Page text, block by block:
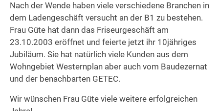
Nach der Wende haben viele verschiedene Branchen in
dem Ladengeschäft versucht an der B1 zu bestehen.
Frau Güte hat dann das Friseurgeschäft am
23.10.2003 eröffnet und feierte jetzt ihr 10jähriges
Jubiläum. Sie hat natürlich viele Kunden aus dem
Wohngebiet Westernplan aber auch vom Baudezernat
und der benachbarten GETEC.
Wir wünschen Frau Güte viele weitere erfolgreichen